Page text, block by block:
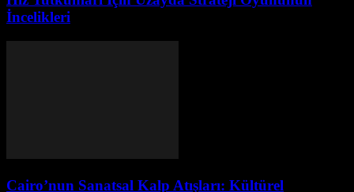
İncelikleri
Cairo’nun Sanatsal Kalp Atışları: Kültürel